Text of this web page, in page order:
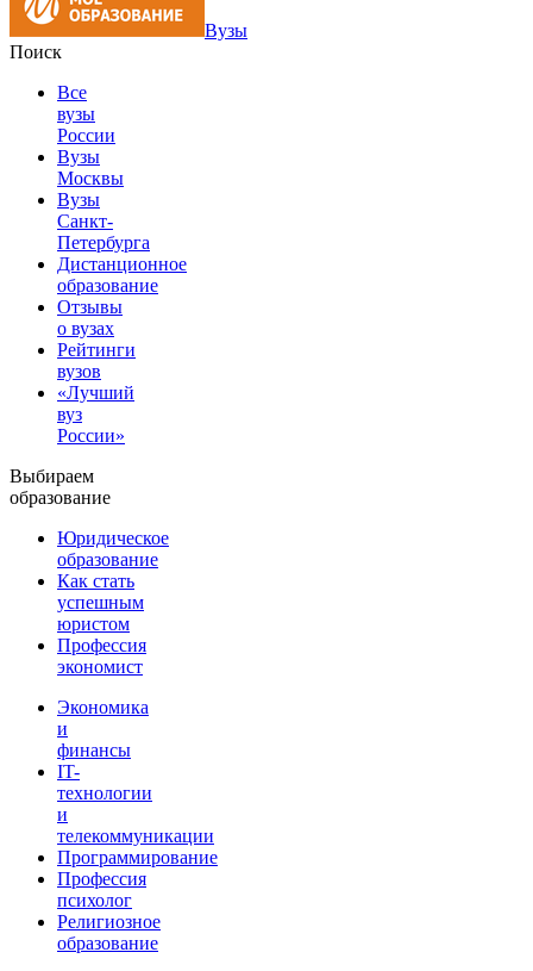
Вузы
Поиск
Все
вузы
России
Вузы
Москвы
Вузы
Санкт-
Петербурга
Дистанционное
образование
Отзывы
о вузах
Рейтинги
вузов
«Лучший
вуз
России»
Выбираем
образование
Юридическое
образование
Как стать
успешным
юристом
Профессия
экономист
Экономика
и
финансы
IT-
технологии
и
телекоммуникации
Программирование
Профессия
психолог
Религиозное
образование